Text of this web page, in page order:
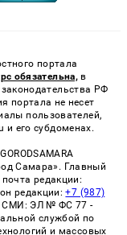
портала
обязательна, в
РФ
портала не несет
пользователей,
и его субдоменах.
Самара». Главный
редакции:
редакции:+7 (987)
СМИ: ЭЛ № ФС 77 -
службой по
и массовых